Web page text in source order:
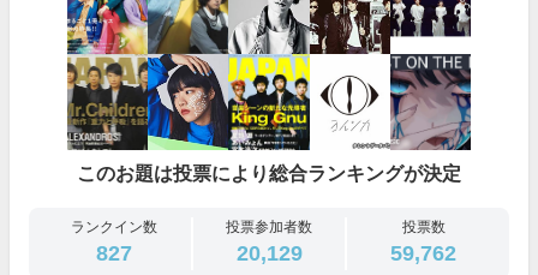
このお題は投票により総合ランキングが決定
ランクイン数
827
投票参加者数
20,129
投票数
59,762